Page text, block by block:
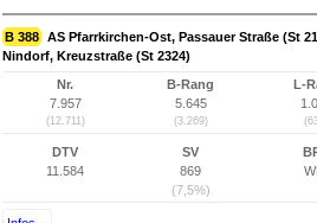
B 388 AS Pfarrkirchen-Ost, Passauer Straße (St
Nindorf, Kreuzstraße (St 2324)
Nr.
7.957
(12.711)
B-Rang
5.645
(3.269)
L-
DTV
11.584
SV
869
(7,5%)